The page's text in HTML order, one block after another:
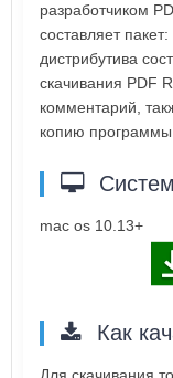
разработчиком
составляет
дистрибутива
скачивания PDF
комментарий,
копию
mac os 10.13+
Как
Для скачивания